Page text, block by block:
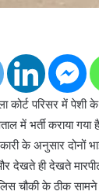
कोर्ट परिसर में
में भर्ती कराया
के अनुसार दोनों
देखते ही देखते
चौकी के ठीक